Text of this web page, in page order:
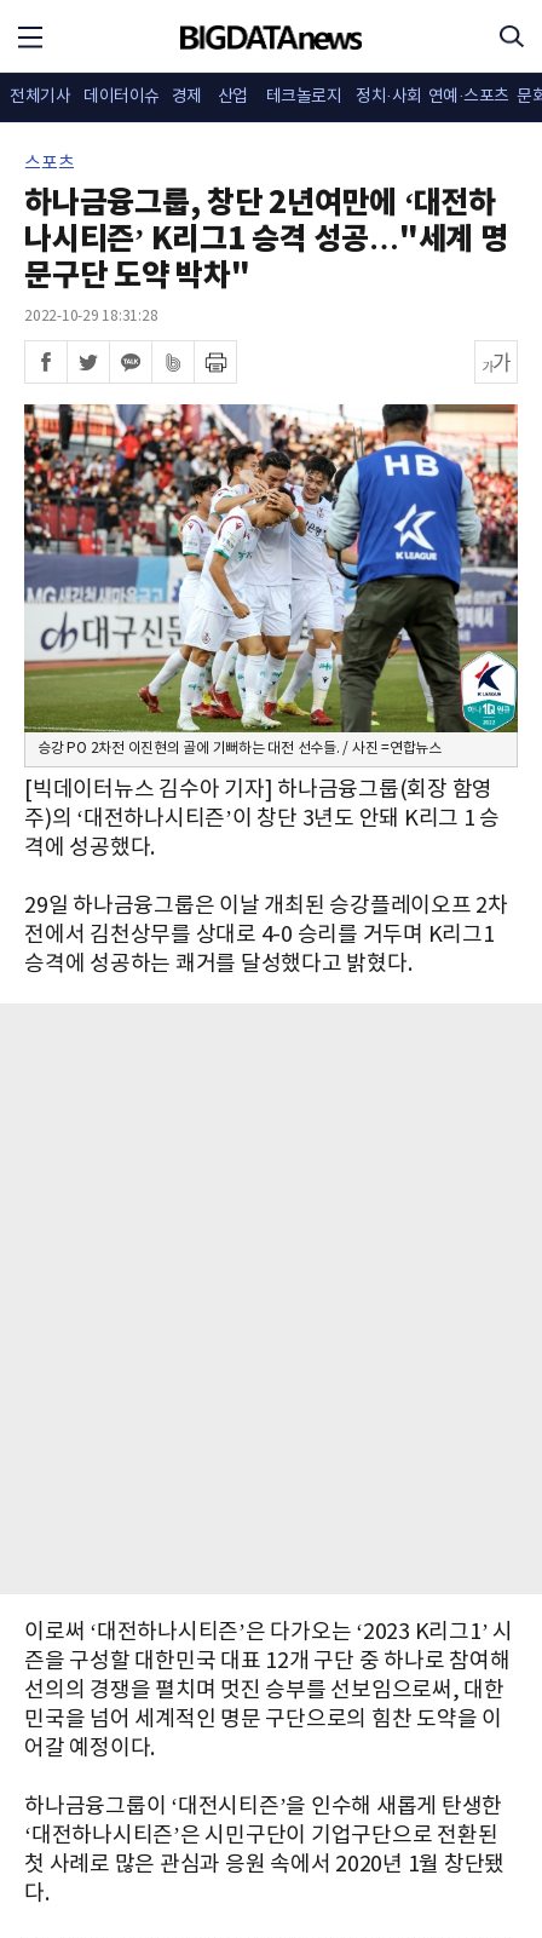
전체기사 데이터이슈 경제 산업 테크놀로지 정치·사회 연예·스포츠 문
스포츠
하나금융그룹, 창단 2년여만에 ‘대전하
나시티즌’ K리그1 승격 성공…"세계 명
문구단 도약 박차"
2022-10-29 18:31:28
승강 PO 2차전 이진현의 골에 기뻐하는 대전 선수들. / 사진 =연합뉴스
[빅데이터뉴스 김수아 기자] 하나금융그룹(회장 함영
주)의 ‘대전하나시티즌’이 창단 3년도 안돼 K리그 1 승
격에 성공했다.
29일 하나금융그룹은 이날 개최된 승강플레이오프 2차
전에서 김천상무를 상대로 4-0 승리를 거두며 K리그1
승격에 성공하는 쾌거를 달성했다고 밝혔다.
이로써 ‘대전하나시티즌’은 다가오는 ‘2023 K리그1’ 시
즌을 구성할 대한민국 대표 12개 구단 중 하나로 참여해
선의의 경쟁을 펼치며 멋진 승부를 선보임으로써, 대한
민국을 넘어 세계적인 명문 구단으로의 힘찬 도약을 이
어갈 예정이다.
하나금융그룹이 ‘대전시티즌’을 인수해 새롭게 탄생한
‘대전하나시티즌’은 시민구단이 기업구단으로 전환된
첫 사례로 많은 관심과 응원 속에서 2020년 1월 창단됐
다.